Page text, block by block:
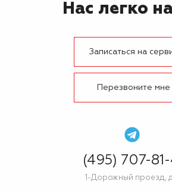
Нас легко
Записаться на
Перезвоните мне
(495) 707-81-
1-Дорожный проезд,